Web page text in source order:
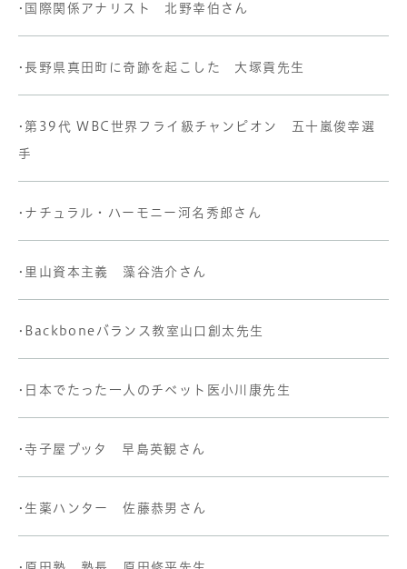
•国際関係アナリスト 北野幸伯さん
•長野県真田町に奇跡を起こした 大塚貢先生
•第39代 WBC世界フライ級チャンピオン 五十嵐俊幸選
手
•ナチュラル・ハーモニー河名秀郎さん
•里山資本主義 藻谷浩介さん
•Backboneバランス教室山口創太先生
•日本でたった一人のチベット医小川康先生
•寺子屋ブッタ 早島英観さん
•生薬ハンター 佐藤恭男さん